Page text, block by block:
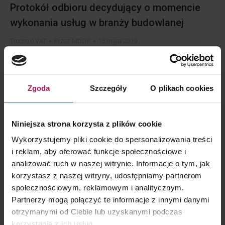
Zgoda Szczegóły O plikach cookies
Niniejsza strona korzysta z plików cookie
Wykorzystujemy pliki cookie do spersonalizowania treści
i reklam, aby oferować funkcje społecznościowe i
analizować ruch w naszej witrynie. Informacje o tym, jak
korzystasz z naszej witryny, udostępniamy partnerom
społecznościowym, reklamowym i analitycznym.
Partnerzy mogą połączyć te informacje z innymi danymi
otrzymanymi od Ciebie lub uzyskanymi podczas
Protokół odbioru decydujący o momencie
wykonania usług w branży budowlanej
Protokół odbioru decydujący o momencie wykonania usług
224/18 Budimex S.A. rozwiał liczne wątpliwości wokół
montażowych uznając, iż może decydować o nim chwila
podpisania protokołu zdawczo-odbiorczego.
W przywołanym wyroku Trybunał zgodził się z podatnikiem,
iż dla celów określenia momentu wykonania usług
nie sposób pominąć funkcjonujących w danej…
Rewolucja w VAT w turystyce – prawo do